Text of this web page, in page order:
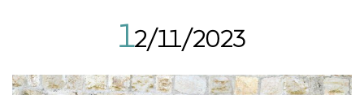
12/11/2023